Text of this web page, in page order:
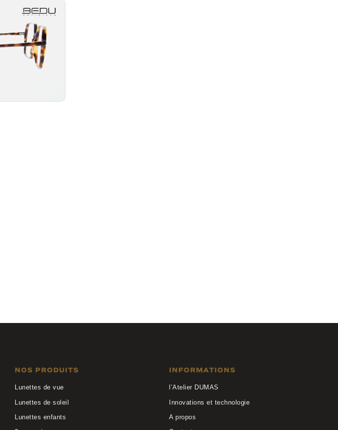
NOS PRODUITS
Lunettes de vue
Lunettes de soleil
Lunettes enfants
INFORMATIONS
l’Atelier DUMAS
Innovations et technologie
A propos